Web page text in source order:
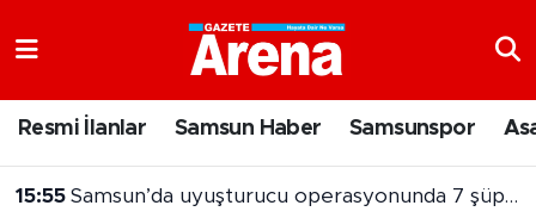
Resmi İlanlar Samsun Haber Samsunspor
15:55 Samsun’da uyuşturucu operasyonunda 7 şüpheli cezaevine gönderildi
Samsun Namaz Vakitleri